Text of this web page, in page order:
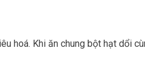
hoá. Khi ăn chung bột hạt dổi